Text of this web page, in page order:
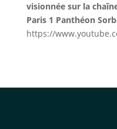
visionnée sur la
Paris 1 Panthéon
https://